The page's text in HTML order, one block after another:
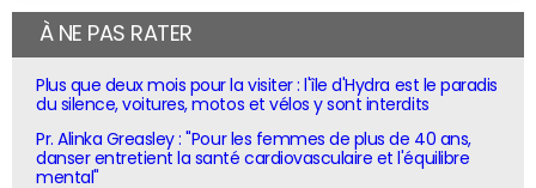
À NE PAS RATER
Plus que deux mois pour la visiter : l'île d'Hydra est le paradis
du silence, voitures, motos et vélos y sont interdits
Pr. Alinka Greasley : "Pour les femmes de plus de 40 ans,
danser entretient la santé cardiovasculaire et l'équilibre
mental"